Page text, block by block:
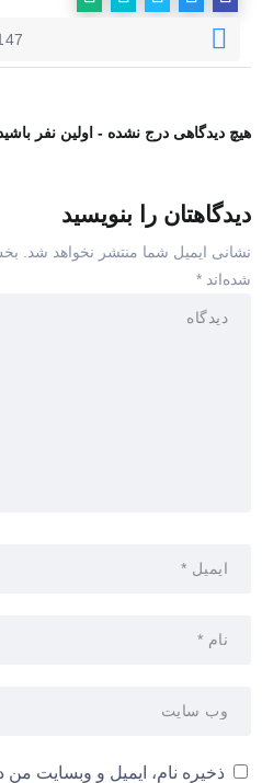
هیچ دیدگاهی درج نشده - اولین نفر
دیدگاهتان را بنویسید
نشانی ایمیل شما منتشر نخواهد شد.
شده‌اند *
ذخیره نام، ایمیل و وبسایت